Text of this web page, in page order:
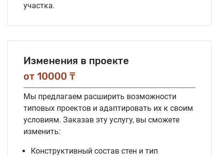
участка.
Изменения в проекте
от 10000 ₸
Мы предлагаем расширить возможности
типовых проектов и адаптировать их к своим
условиям. Заказав эту услугу, вы сможете
изменить:
Конструктивный состав стен и тип